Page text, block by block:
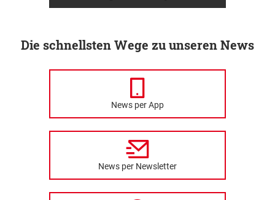
Die schnellsten Wege zu unseren News
News per App
News per Newsletter